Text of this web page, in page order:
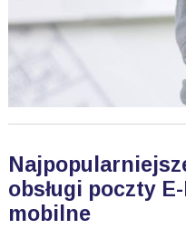
obsługi poczty
mobilne